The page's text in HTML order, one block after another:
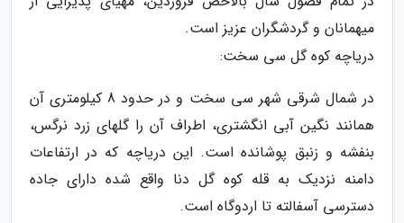
میهمانان و گردشگران عزیز است.
دریاچه کوه گل سی سخت:
در شمال شرقی شهر سی سخت و در حدود 8 کیلومتری آن
همانند نگین آبی انگشتری، اطراف آن را گلهای زرد نرگس،
بنفشه و زنبق پوشانده است. این دریاچه که در ارتفاعات
دامنه نزدیک به قله کوه گل دنا واقع شده دارای جاده
دسترسی آسفالته تا اردوگاه است.